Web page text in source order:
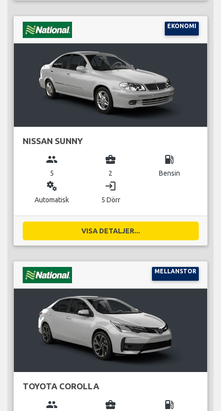
EKONOMI
NISSAN SUNNY
group
5
business_center
2
local_gas_station
Bensin
miscellaneous_services
Automatisk
login
5 Dörr
VISA DETALJER...
MELLANSTOR
TOYOTA COROLLA
group business_center local_gas_station